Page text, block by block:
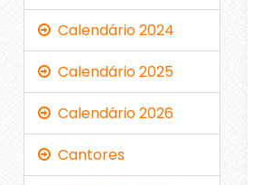
Calendário 2024
Calendário 2025
Calendário 2026
Cantores